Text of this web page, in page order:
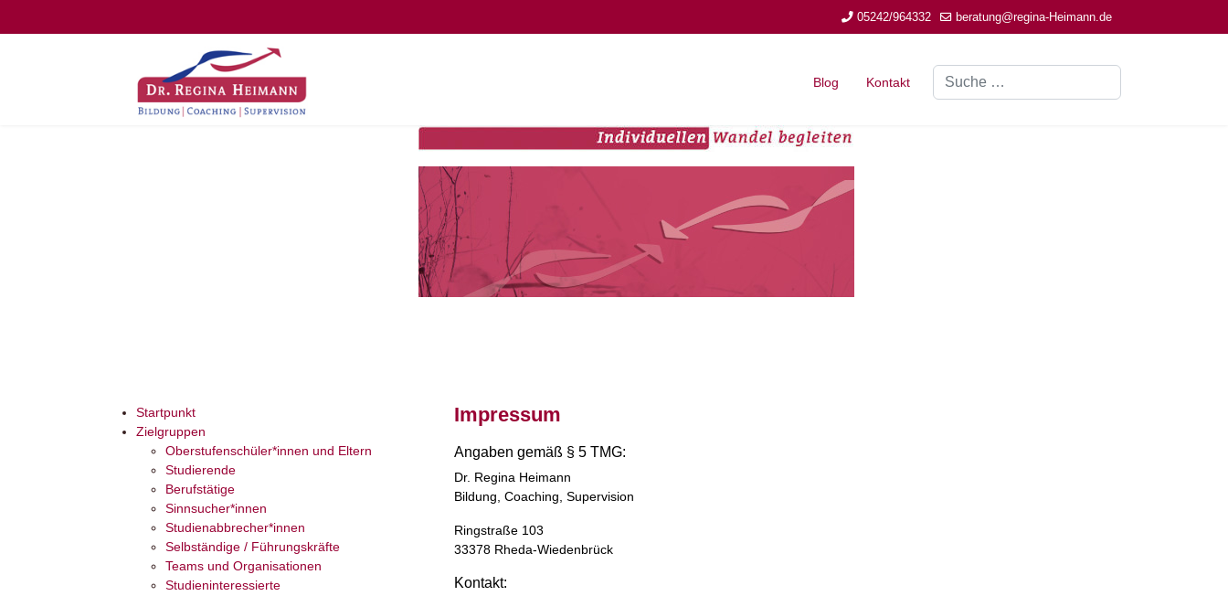
05242/964332 beratung@regina-Heimann.de
Blog Kontakt
Suchen
Startpunkt
Zielgruppen
Oberstufenschüler*innen und Eltern
Studierende
Berufstätige
Sinnsucher*innen
Studienabbrecher*innen
Selbständige / Führungskräfte
Teams und Organisationen
Studieninteressierte
Impressum
Angaben gemäß § 5 TMG:
Dr. Regina Heimann
Bildung, Coaching, Supervision
Ringstraße 103
33378 Rheda-Wiedenbrück
Kontakt: